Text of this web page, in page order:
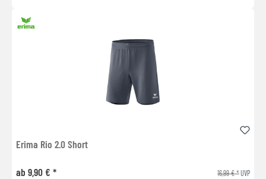
Erima Rio 2.0 Short
ab 9,90 € * 16,99 € *UVP